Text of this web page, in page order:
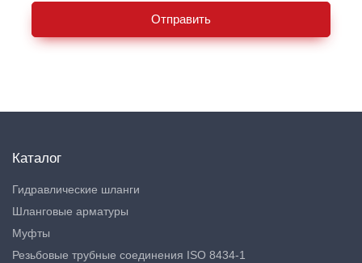
Отправить
Каталог
Гидравлические шланги
Шланговые арматуры
Муфты
Резьбовые трубные соединения ISO 8434-1